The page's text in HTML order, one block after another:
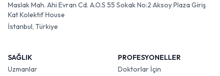
Maslak Mah. Ahi Evran Cd. A.O.S 55 Sokak No:2 Aksoy Plaza Giriş
Kat Kolektif House
İstanbul, Türkiye
SAĞLIK
Uzmanlar
PROFESYONELLER
Doktorlar İçin